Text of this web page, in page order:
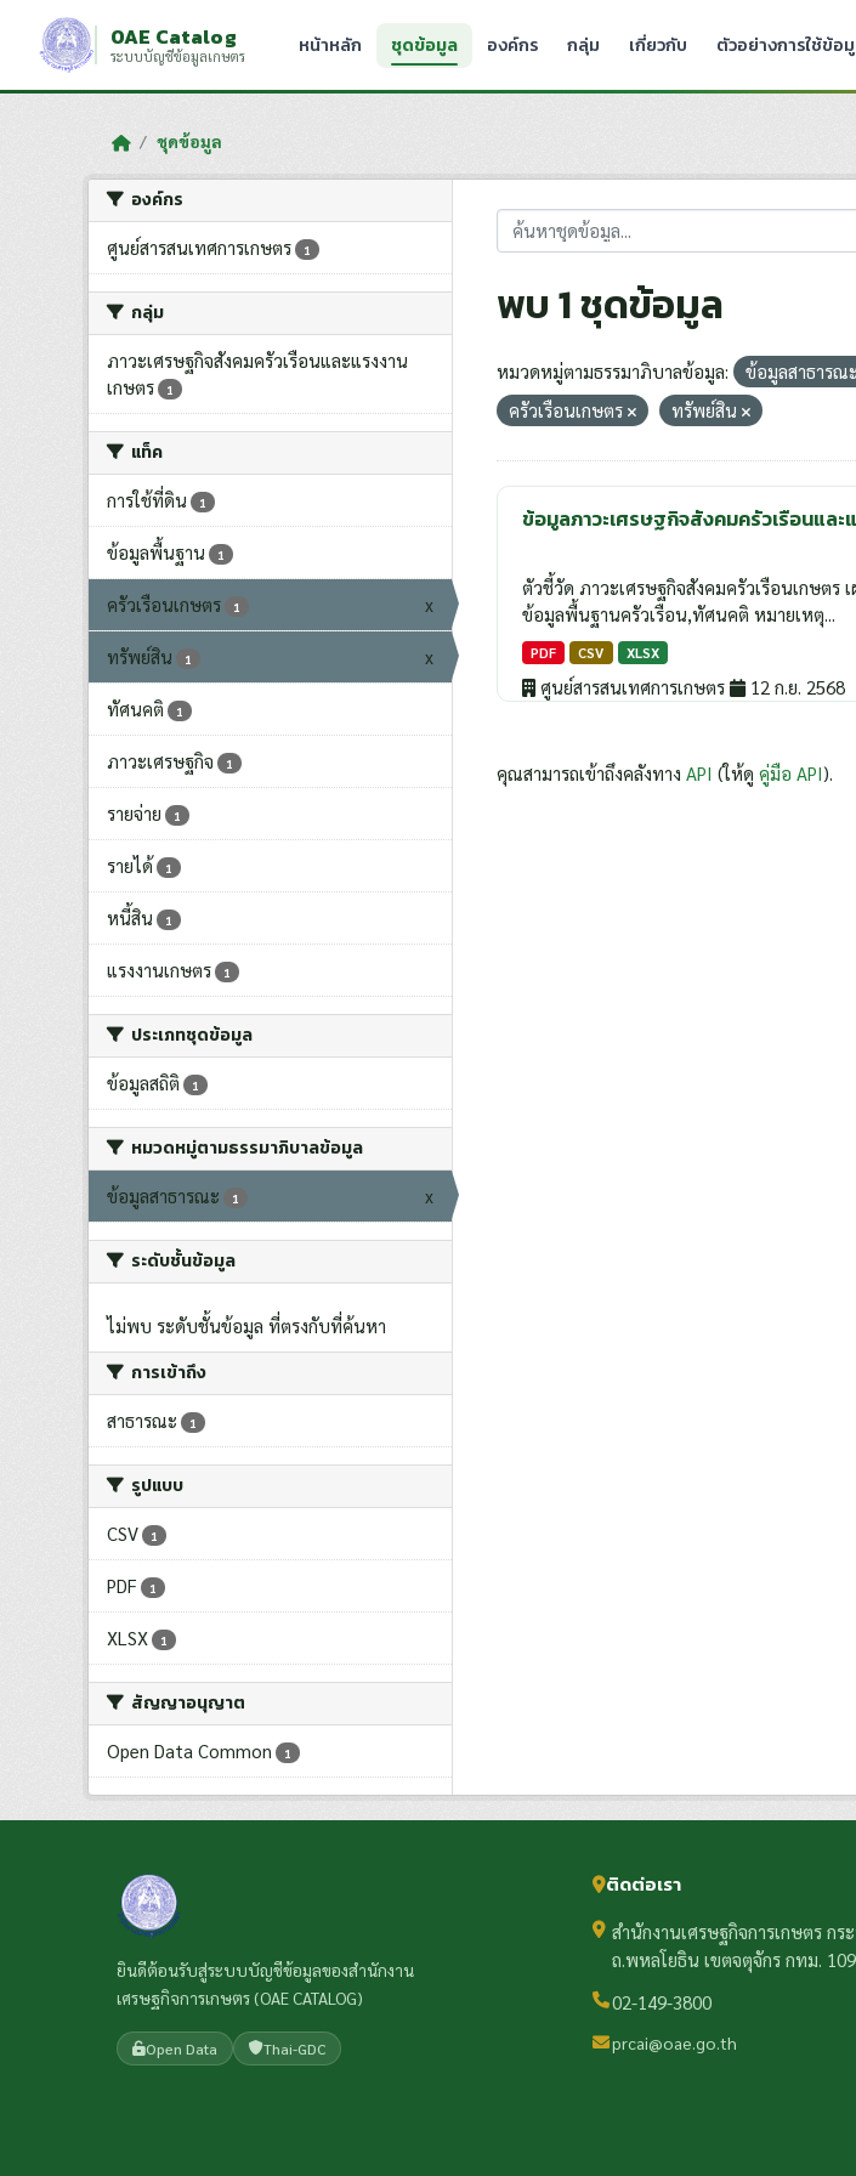
Skip to main content
OAE Catalog
ระบบบัญชีข้อมูลเกษตร หน้าหลัก ชุดข้อมูล องค์กร กลุ่ม เกี่ยวกับ ตัวอย่างการใช้ข้อ
ชุดข้อมูล
องค์กร
ศูนย์สารสนเทศการเกษตร 1
กลุ่ม
ภาวะเศรษฐกิจสังคมครัวเรือนและแรงงาน
เกษตร
1
แท็ค
การใช้ที่ดิน 1
ข้อมูลพื้นฐาน 1
ครัวเรือนเกษตร 1 x
ทรัพย์สิน 1 x
ทัศนคติ 1
ภาวะเศรษฐกิจ 1
รายจ่าย 1
รายได้ 1
หนี้สิน 1
แรงงานเกษตร 1
ประเภทชุดข้อมูล
ข้อมูลสถิติ 1
หมวดหมู่ตามธรรมาภิบาลข้อมูล
ข้อมูลสาธารณะ 1 x
ระดับชั้นข้อมูล
ไม่พบ ระดับชั้นข้อมูล ที่ตรงกับที่ค้นหา
การเข้าถึง
สาธารณะ 1
รูปแบบ
CSV 1
PDF 1
XLSX 1
สัญญาอนุญาต
Open Data Common 1
พบ 1 ชุดข้อมูล
หมวดหมู่ตามธรรมาภิบาลข้อมูล: ข้อมูลสาธารณะ
ครัวเรือนเกษตร
ทรัพย์สิน
ข้อมูลภาวะเศรษฐกิจสังคมครัวเรือนและ
ตัวชี้วัด ภาวะเศรษฐกิจสังคมครัวเรือนเกษตร
ข้อมูลพื้นฐานครัวเรือน,ทัศนคติ หมายเหตุ...
PDF CSV XLSX
ศูนย์สารสนเทศการเกษตร 12 ก.ย. 2568
คุณสามารถเข้าถึงคลังทาง API (ให้ดู คู่มือ API).
ยินดีต้อนรับสู่ระบบบัญชีข้อมูลของสำนักงาน
เศรษฐกิจการเกษตร (OAE CATALOG)
Open Data Thai-GDC
ติดต่อเรา
สำนักงานเศรษฐกิจการเกษตร ก
ถ.พหลโยธิน เขตจตุจักร กทม.
02-149-3800
prcai@oae.go.th